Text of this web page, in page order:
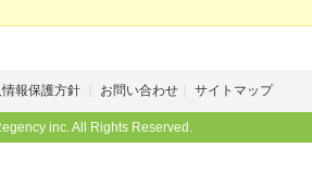
報保護方針 お問い合わせ サイトマップ
inc. All Rights Reserved.